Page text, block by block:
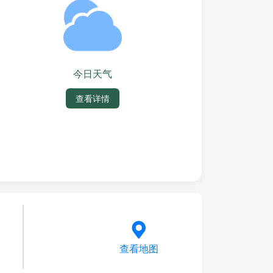
今日天气
查看详情
查看地图